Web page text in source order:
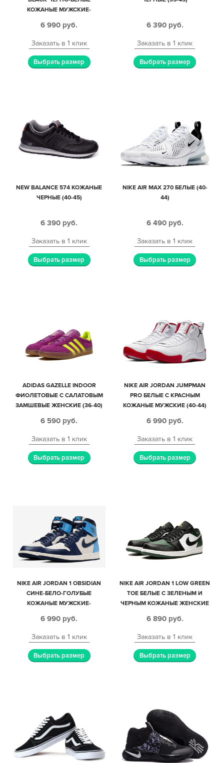
КОЖАНЫЕ МУЖСКИЕ-
6 990 руб.
Заказать в 1 клик
Выбрать размер
6 390 руб.
Заказать в 1 клик
Выбрать размер
NEW BALANCE 574 КОЖАНЫЕ
ЧЕРНЫЕ (40-45)
6 390 руб.
Заказать в 1 клик
Выбрать размер
NIKE AIR MAX 270 БЕЛЫЕ (40-
44)
6 490 руб.
Заказать в 1 клик
Выбрать размер
ADIDAS GAZELLE INDOOR
ФИОЛЕТОВЫЕ С САЛАТОВЫМ
ЗАМШЕВЫЕ ЖЕНСКИЕ (36-40)
6 590 руб.
Заказать в 1 клик
Выбрать размер
NIKE AIR JORDAN JUMPMAN
PRO БЕЛЫЕ С КРАСНЫМ
КОЖАНЫЕ МУЖСКИЕ (40-44)
6 990 руб.
Заказать в 1 клик
Выбрать размер
NIKE AIR JORDAN 1 OBSIDIAN
СИНЕ-БЕЛО-ГОЛУБЫЕ
КОЖАНЫЕ МУЖСКИЕ-
6 990 руб.
Заказать в 1 клик
Выбрать размер
NIKE AIR JORDAN 1 LOW GREEN
TOE БЕЛЫЕ С ЗЕЛЕНЫМ И
ЧЕРНЫМ КОЖАНЫЕ ЖЕНСКИЕ
6 890 руб.
Заказать в 1 клик
Выбрать размер